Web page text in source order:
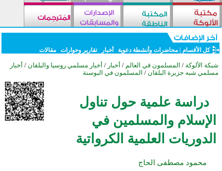
كل الأقسام |محاضرات وأنشطة دعوية أخبار تقارير وحوارات مقالات
شبكة الألوكة / المسلمون في العالم / أخبار / أخبار مسلمي روسيا والبلقان / أخبار
مسلمي شبه جزيرة البلقان / المسلمون في البوسنة
دراسة علمية حول تناول
الإسلام والمسلمين في
الدوريات العلمية الكرواتية
محمود مصطفى الحاج